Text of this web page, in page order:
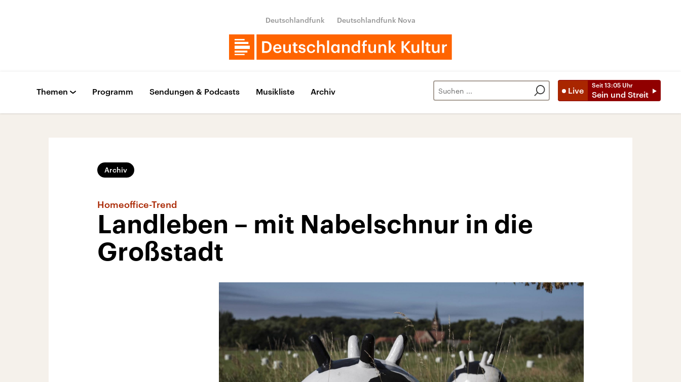
Deutschlandfunk Deutschlandfunk Nova
Live
Seit 13:05 Uhr
Sein und Streit
Themen Programm Sendungen & Podcasts Musikliste Archiv
Archiv
Homeoffice-Trend
Landleben – mit Nabelschnur in die
Großstadt